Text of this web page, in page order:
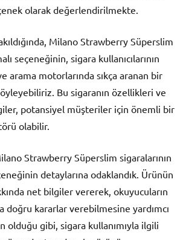
olarak değerlendirilmekte.
Milano Strawberry Süperslim
seçeneğinin, sigara kullanıcılarının
arama motorlarında sıkça aranan bir
Bu sigaranın özellikleri ve
potansiyel müşteriler için önemli bir
olabilir.
Strawberry Süperslim sigaralarının
detaylarına odaklandık. Ürünün
net bilgiler vererek, okuyucuların
doğru kararlar verebilmesine yardımcı
olduğu gibi, sigara kullanımıyla ilgili